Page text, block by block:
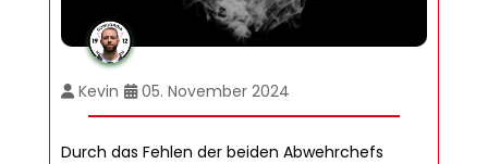
Kevin 05. November 2024
Durch das Fehlen der beiden Abwehrchefs